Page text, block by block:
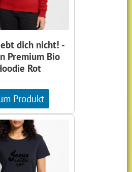
dich nicht! -
Premium Bio
Rot
Produkt